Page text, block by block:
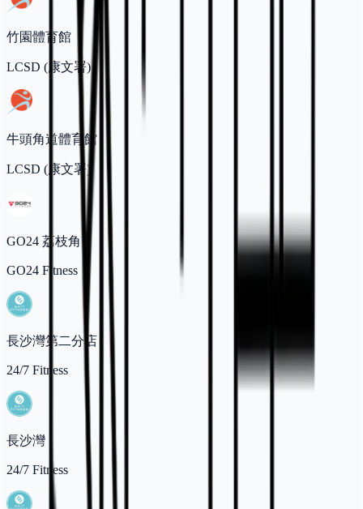
竹園體育館
LCSD (康文署)
牛頭角道體育館
LCSD (康文署)
GO24 荔枝角
GO24 Fitness
長沙灣第二分店
24/7 Fitness
長沙灣
24/7 Fitness